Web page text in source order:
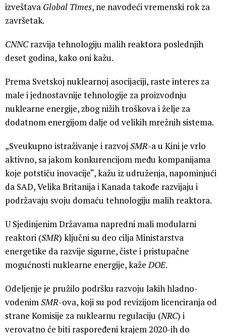
izveštava Global Times, ne navodeći vremenski rok za
završetak.
CNNCrazvija tehnologiju malih reaktora poslednjih
deset godina, kako oni kažu.
Prema Svetskoj nuklearnoj asocijaciji, raste interes za
male i jednostavnije tehnologije za proizvodnju
nuklearne energije, zbog nižih troškova i želje za
dodatnom energijom dalje od velikih mrežnih sistema.
„Sveukupno istraživanje i razvoj SMR-a u Kini je vrlo
aktivno, sa jakom konkurencijom među kompanijama
koje potstiču inovacije“, kažu iz udruženja, napominjući
da SAD, Velika Britanija i Kanada takođe razvijaju i
podržavaju svoju domaću tehnologiju malih reaktora.
U Sjedinjenim Državama napredni mali modularni
reaktori (SMR) ključni su deo cilja Ministarstva
energetike da razvije sigurne, čiste i pristupačne
mogućnosti nuklearne energije, kažeDOE.
Odeljenje je pružilo podršku razvoju lakih hladno-
vodenimSMR-ova, koji su pod revizijom licenciranja od
strane Komisije za nuklearnu regulaciju (NRC) i
verovatno će biti raspoređeni krajem 2020-ih do